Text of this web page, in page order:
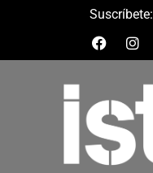
Suscríbete: